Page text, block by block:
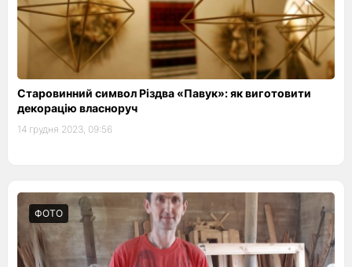
Старовинний символ Різдва «Павук»: як виготовити
декорацію власноруч
14 грудня 2023, 09:56
ФОТО